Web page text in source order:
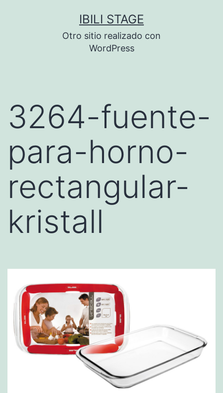
IBILI STAGE
Otro sitio realizado con
WordPress
3264-fuente-
para-horno-
rectangular-
kristall